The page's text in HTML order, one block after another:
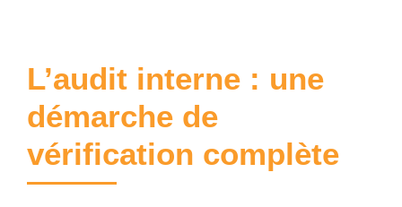
L’audit interne : une
démarche de
vérification complète